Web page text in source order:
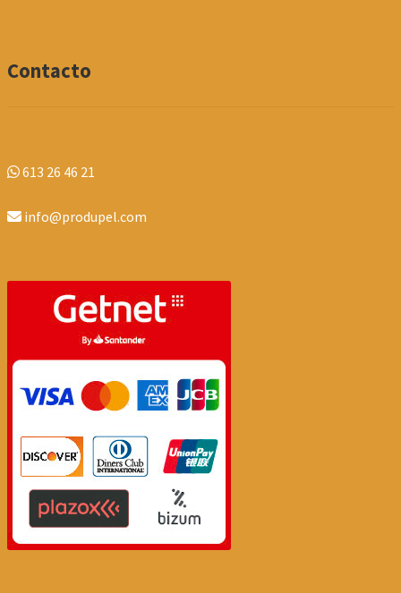
Contacto
613 26 46 21
info@produpel.com